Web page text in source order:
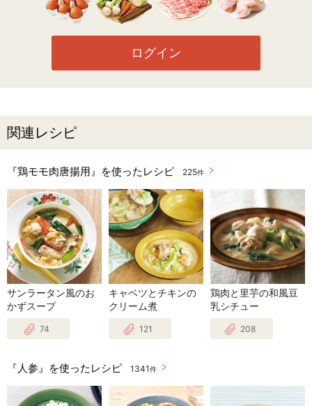
ログイン
関連レシピ
『鶏モモ肉唐揚用』を使ったレシピ 225件
サンラータン風のお
かずスープ
74
キャベツとチキンの
クリーム煮
121
鶏肉と里芋の和風豆
乳シチュー
208
『人参』を使ったレシピ 1341 件